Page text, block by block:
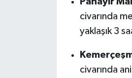
civarında
yaklaşık 3
civarında